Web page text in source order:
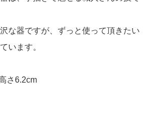
な器ですが、ずっと使って頂きたい
います。
さ6.2cm